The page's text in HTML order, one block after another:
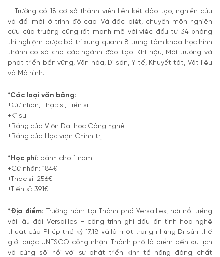
– Trường có 18 cơ sở thành viên liên kết đào tạo, nghiên cứu
và đổi mới ở trình độ cao. Và đặc biệt, chuyên môn nghiên
cứu của trường cũng rất mạnh mẽ với việc đầu tư 34 phòng
thí nghiệm được bố trí xung quanh 8 trung tâm khoa học hình
thành cơ sở cho các ngành đào tạo: Khí hậu, Môi trường và
phát triển bền vững, Văn hóa, Di sản, Y tế, Khuyết tật, Vật liệu
và Mô hình.
*Các loại văn bằng:
+Cử nhân, Thạc sĩ, Tiến sĩ
+Kĩ sư
+Bằng của Viện Đại học Công nghê
+Bằng của Học viện Chính trị
*Học phí: dành cho 1 năm
+Cử nhân: 184€
+Thạc sĩ: 256€
+Tiến sĩ: 391€
*Địa điểm: Trường nằm tại Thành phố Versailles, nơi nổi tiếng
với lâu đài Versailles – công trình ghi dấu ấn tinh hoa nghệ
thuật của Pháp thế kỷ 17,18 và là một trong những Di sản thế
giới được UNESCO công nhận. Thành phố là điểm đến du lịch
vô cùng sôi nổi với sự phát triển kinh tế năng động, chất